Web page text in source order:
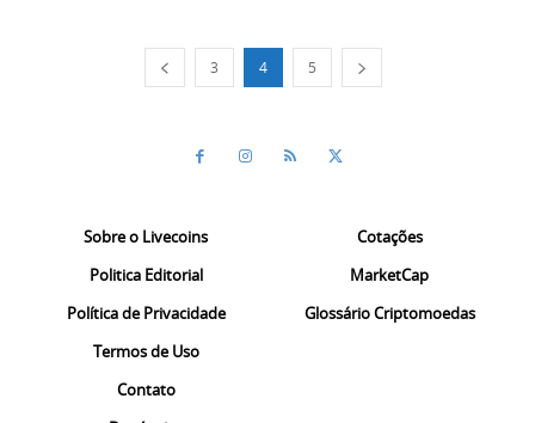
3 4 5
Sobre o Livecoins
Politica Editorial
Política de Privacidade
Termos de Uso
Contato
Cotações
MarketCap
Glossário Criptomoedas